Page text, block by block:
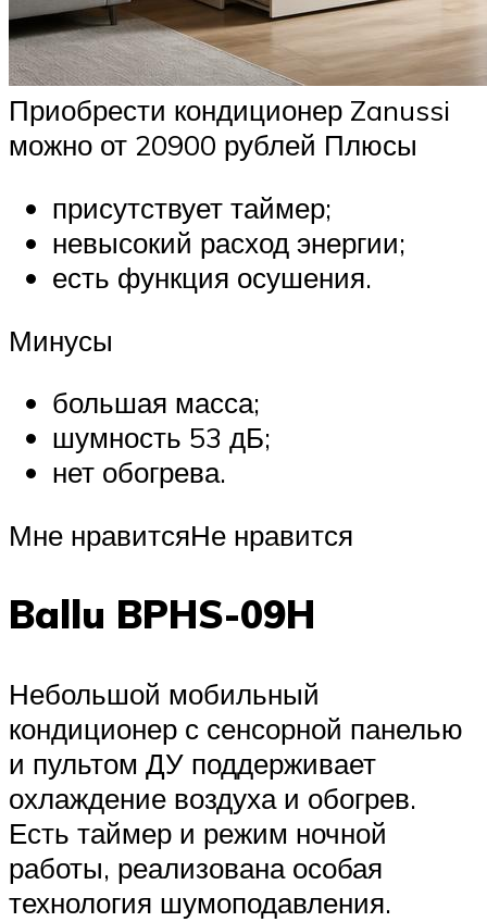
Приобрести кондиционер Zanussi
можно от 20900 рублей Плюсы
присутствует таймер;
невысокий расход энергии;
есть функция осушения.
Минусы
большая масса;
шумность 53 дБ;
нет обогрева.
Мне нравитсяНе нравится
Ballu BPHS-09H
Небольшой мобильный
кондиционер с сенсорной панелью
и пультом ДУ поддерживает
охлаждение воздуха и обогрев.
Есть таймер и режим ночной
работы, реализована особая
технология шумоподавления.